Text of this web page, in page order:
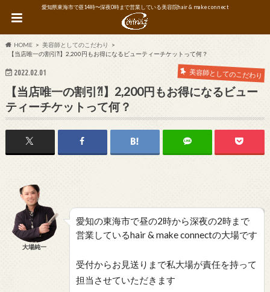
愛知県東海市で昼14時〜深夜0時まで営業している美容院hair & make connect
HOME
美容師としてのこだわり
【当店唯一の割引⁈】2,200円もお得になるビューティーチケットって何？
2022.02.01 美容師としてのこだわり
【当店唯一の割引⁈】2,200円もお得になるビュー
ティーチケットって何？
大場純一
愛知の東海市で昼の2時から深夜の2時まで
営業しているhair & make connectの大場です
受付からお見送りまで私大場が責任を持って
担当させていただきます